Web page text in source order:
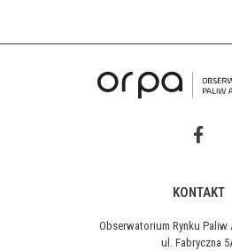
KONTAKT
Obserwatorium Rynku Paliw
ul. Fabryczna